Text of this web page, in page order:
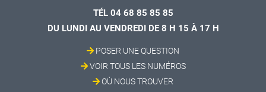
TÉL 04 68 85 85 85
DU LUNDI AU VENDREDI DE 8 H 15 À 17 H
POSER UNE QUESTION
VOIR TOUS LES NUMÉROS
OÙ NOUS TROUVER